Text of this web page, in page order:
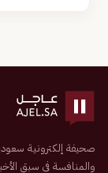
والمنافسة في سبق